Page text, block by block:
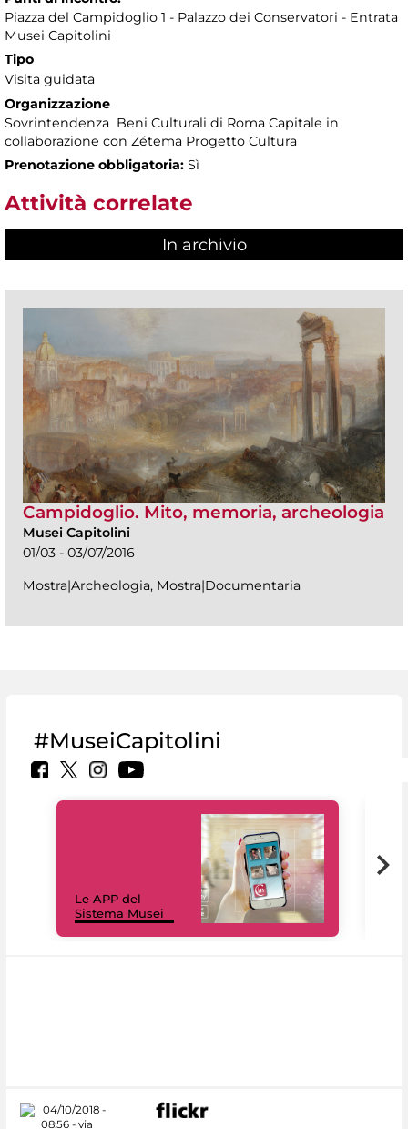
Piazza del Campidoglio 1 - Palazzo dei Conservatori - Entrata
Musei Capitolini
Tipo
Visita guidata
Organizzazione
Sovrintendenza Beni Culturali di Roma Capitale in
collaborazione con Zétema Progetto Cultura
Prenotazione obbligatoria: Sì
Attività correlate
In archivio
Campidoglio. Mito, memoria, archeologia
Musei Capitolini
01/03 - 03/07/2016
Mostra|Archeologia, Mostra|Documentaria
#MuseiCapitolini
Le APP del
Sistema Musei